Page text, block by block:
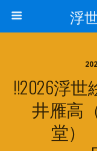
浮
!!2026浮
井雁高
堂）